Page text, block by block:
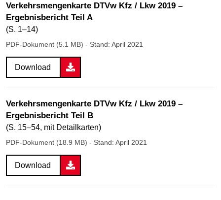
Verkehrsmengenkarte DTVw Kfz / Lkw 2019 –
Ergebnisbericht Teil A
(S. 1–14)
PDF-Dokument (5.1 MB) - Stand: April 2021
Download
Verkehrsmengenkarte DTVw Kfz / Lkw 2019 –
Ergebnisbericht Teil B
(S. 15–54, mit Detailkarten)
PDF-Dokument (18.9 MB) - Stand: April 2021
Download